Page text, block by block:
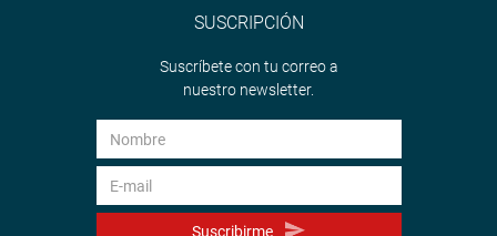
SUSCRIPCIÓN
Suscríbete con tu correo a
nuestro newsletter.
Suscribirme